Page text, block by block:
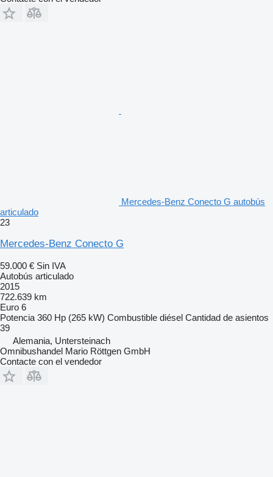
Mercedes-Benz Conecto G autobús
articulado
23
Mercedes-Benz Conecto G
59.000 € Sin IVA
Autobús articulado
2015
722.639 km
Euro 6
Potencia 360 Hp (265 kW) Combustible diésel Cantidad de asientos
39
Alemania, Untersteinach
Omnibushandel Mario Röttgen GmbH
Contacte con el vendedor